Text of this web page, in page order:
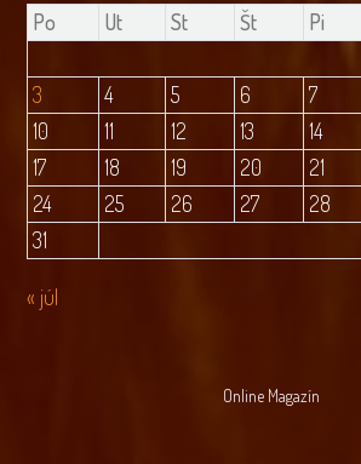
Po
Ut St Št Pi
3
4 5 6 7
10
11 12 13 14
17
18 19 20 21
24
25 26 27 28
31
« júl
Online Magazín